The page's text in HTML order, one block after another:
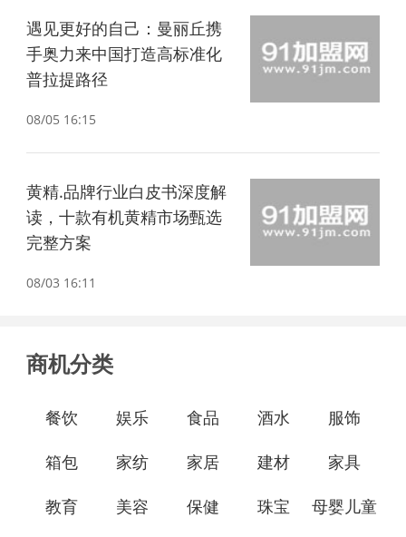
遇见更好的自己：曼丽丘携
手奥力来中国打造高标准化
普拉提路径
08/05 16:15
黄精.品牌行业白皮书深度解
读，十款有机黄精市场甄选
完整方案
08/03 16:11
商机分类
餐饮 娱乐 食品 酒水 服饰
箱包 家纺 家居 建材 家具
教育 美容 保健 珠宝 母婴儿童